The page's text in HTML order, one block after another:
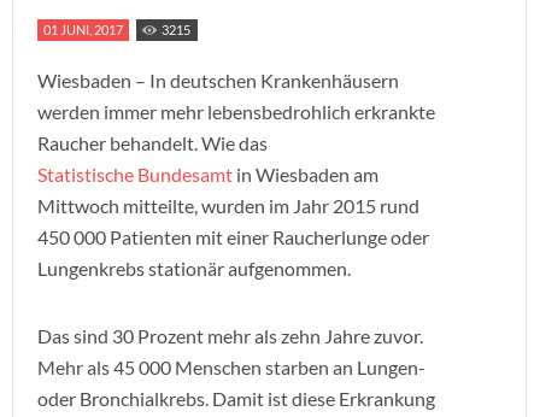
01 JUNI, 2017 3215
Wiesbaden – In deutschen Krankenhäusern
werden immer mehr lebensbedrohlich erkrankte
Raucher behandelt. Wie das
Statistische Bundesamt in Wiesbaden am
Mittwoch mitteilte, wurden im Jahr 2015 rund
450 000 Patienten mit einer Raucherlunge oder
Lungenkrebs stationär aufgenommen.
Das sind 30 Prozent mehr als zehn Jahre zuvor.
Mehr als 45 000 Menschen starben an Lungen-
oder Bronchialkrebs. Damit ist diese Erkrankung